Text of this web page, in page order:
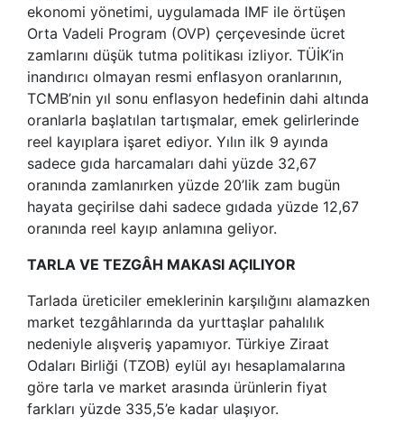
ekonomi yönetimi, uygulamada IMF ile örtüşen
Orta Vadeli Program (OVP) çerçevesinde ücret
zamlarını düşük tutma politikası izliyor. TÜİK’in
inandırıcı olmayan resmi enflasyon oranlarının,
TCMB’nin yıl sonu enflasyon hedefinin dahi altında
oranlarla başlatılan tartışmalar, emek gelirlerinde
reel kayıplara işaret ediyor. Yılın ilk 9 ayında
sadece gıda harcamaları dahi yüzde 32,67
oranında zamlanırken yüzde 20’lik zam bugün
hayata geçirilse dahi sadece gıdada yüzde 12,67
oranında reel kayıp anlamına geliyor.
TARLA VE TEZGÂH MAKASI AÇILIYOR
Tarlada üreticiler emeklerinin karşılığını alamazken
market tezgâhlarında da yurttaşlar pahalılık
nedeniyle alışveriş yapamıyor. Türkiye Ziraat
Odaları Birliği (TZOB) eylül ayı hesaplamalarına
göre tarla ve market arasında ürünlerin fiyat
farkları yüzde 335,5’e kadar ulaşıyor.